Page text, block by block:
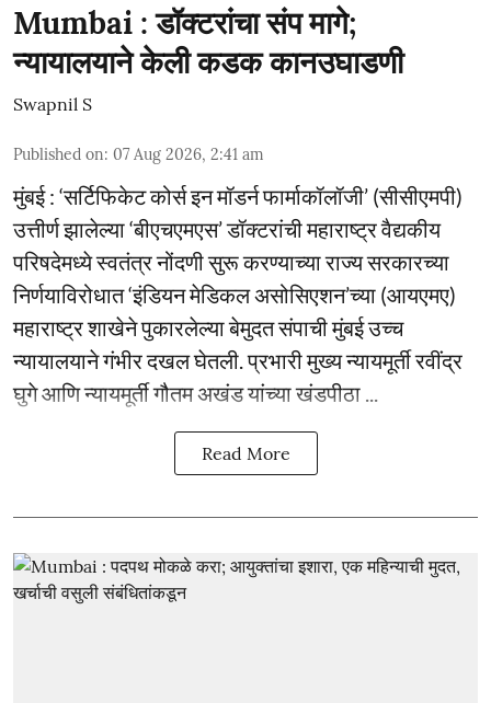
Mumbai : डॉक्टरांचा संप मागे;
न्यायालयाने केली कडक कानउघाडणी
Swapnil S
Published on: 07 Aug 2026, 2:41 am
मुंबई : ‘सर्टिफिकेट कोर्स इन मॉडर्न फार्माकॉलॉजी’ (सीसीएमपी)
उत्तीर्ण झालेल्या ‘बीएचएमएस’ डॉक्टरांची महाराष्ट्र वैद्यकीय
परिषदेमध्ये स्वतंत्र नोंदणी सुरू करण्याच्या राज्य सरकारच्या
निर्णयाविरोधात ‘इंडियन मेडिकल असोसिएशन’च्या (आयएमए)
महाराष्ट्र शाखेने पुकारलेल्या बेमुदत संपाची मुंबई उच्च
न्यायालयाने गंभीर दखल घेतली. प्रभारी मुख्य न्यायमूर्ती रवींद्र
घुगे आणि न्यायमूर्ती गौतम अखंड यांच्या खंडपीठा ...
Read More